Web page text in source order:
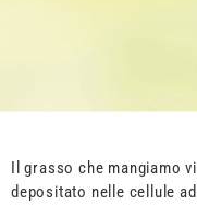
Il grasso che mangiamo
depositato nelle cellule